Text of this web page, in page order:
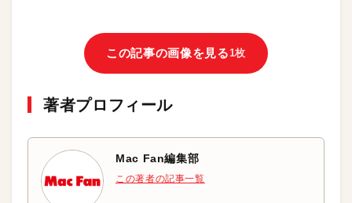
この記事の画像を見る1枚
著者プロフィール
Mac Fan編集部
この著者の記事一覧